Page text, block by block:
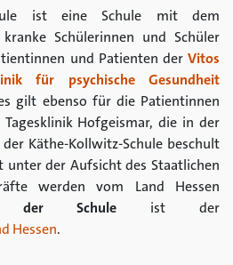
ist eine Schule mit dem
Schülerinnen und Schüler
und Patienten der Vitos
für psychische Gesundheit
gilt ebenso für die Patientinnen
Hofgeismar, die in der
Käthe-Kollwitz-Schule beschult
unter der Aufsicht des Staatlichen
werden vom Land Hessen
der Schule ist der
Hessen.